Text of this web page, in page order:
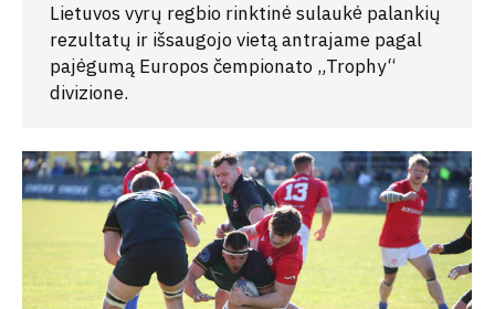
Lietuvos vyrų regbio rinktinė sulaukė palankių
rezultatų ir išsaugojo vietą antrajame pagal
pajėgumą Europos čempionato „Trophy“
divizione.